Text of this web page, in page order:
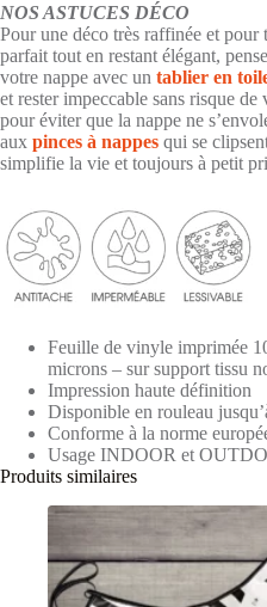
NOS ASTUCES DÉCO
Pour une déco très raffinée et pour
parfait tout en restant élégant,
votre nappe avec un tablier en
et rester impeccable sans risque
pour éviter que la nappe ne
aux pinces à nappes qui se
simplifie la vie et toujours à petit
Feuille de vinyle imprimée
microns – sur support tissu
Impression haute définition
Disponible en rouleau
Conforme à la norme
Usage INDOOR et
Produits similaires